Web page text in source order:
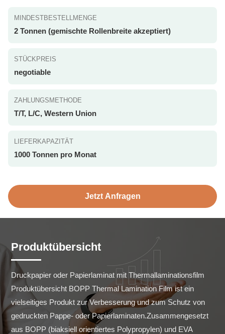
MINDESTBESTELLMENGE
2 Tonnen (gemischte Rollenbreite akzeptiert)
STÜCKPREIS
negotiable
ZAHLUNGSMETHODE
T/T, L/C, Western Union
LIEFERKAPAZITÄT
1000 Tonnen pro Monat
Jetzt Anfragen
Produktübersicht
Druckpapier oder Papierlaminat mit Thermallaminationsfilm
Produktübersicht BOPP Thermal Lamination Film ist ein
vielseitiges Produkt zur Verbesserung und zum Schutz von
gedruckten Pappe- oder Papierlaminaten.Zusammengesetzt
aus BOPP (biaksiell orientiertes Polypropylen) und EVA